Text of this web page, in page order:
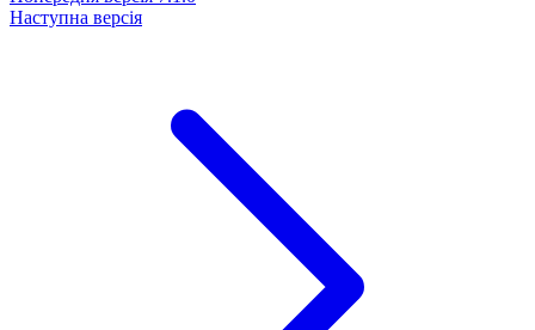
Наступна версія